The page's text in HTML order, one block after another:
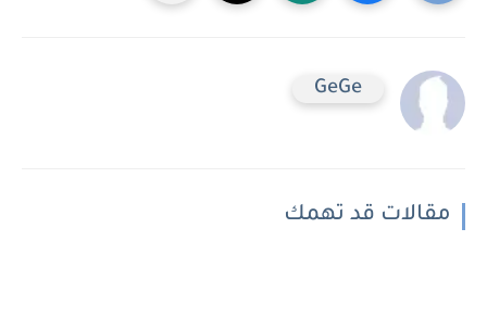
GeGe
مقالات قد تهمك